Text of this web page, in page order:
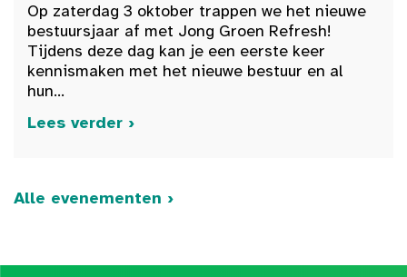
Op zaterdag 3 oktober trappen we het nieuwe
bestuursjaar af met Jong Groen Refresh!
Tijdens deze dag kan je een eerste keer
kennismaken met het nieuwe bestuur en al
hun...
Lees verder ›
Alle evenementen ›